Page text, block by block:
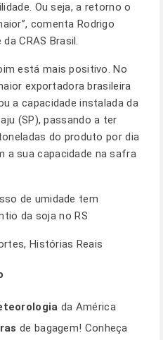
Ou seja, a retorno o
comenta Rodrigo
CRAS Brasil.
está mais positivo. No
exportadora brasileira
a capacidade instalada da
(SP), passando a ter
do produto por dia
a sua capacidade na safra
de umidade tem
da soja no RS
Histórias Reais
da América
de bagagem! Conheça